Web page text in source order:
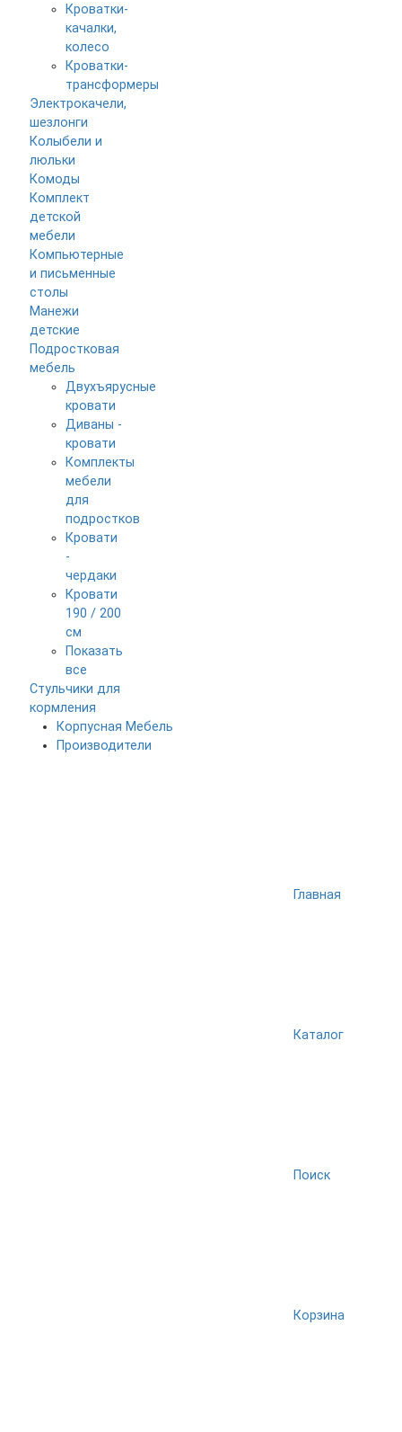
Кроватки-
качалки,
колесо
Кроватки-
трансформеры
Электрокачели,
шезлонги
Колыбели и
люльки
Комоды
Комплект
детской
мебели
Компьютерные
и письменные
столы
Манежи
детские
Подростковая
мебель
Двухъярусные
кровати
Диваны -
кровати
Комплекты
мебели
для
подростков
Кровати
-
чердаки
Кровати
190 / 200
см
Показать
все
Стульчики для
кормления
Корпусная Мебель
Производители
Главная
Каталог
Поиск
Корзина